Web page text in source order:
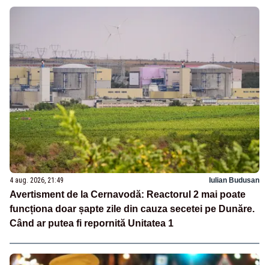
4 aug. 2026, 21:49 Iulian Budusan
Avertisment de la Cernavodă: Reactorul 2 mai poate
funcționa doar șapte zile din cauza secetei pe Dunăre.
Când ar putea fi repornită Unitatea 1